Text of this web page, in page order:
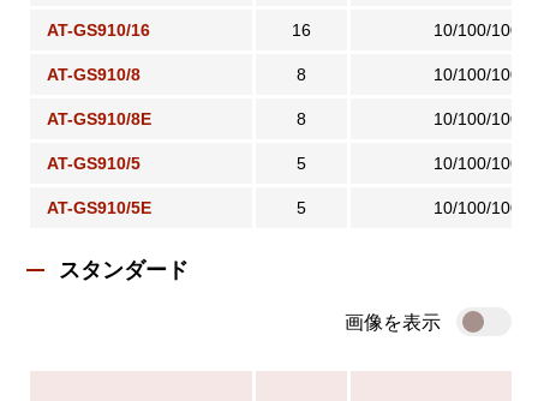
AT-GS910/16 16 10/100/
AT-GS910/8 8 10/100/
AT-GS910/8E 8 10/100/
AT-GS910/5 5 10/100/
AT-GS910/5E 5 10/100/
スタンダード
画像を表示